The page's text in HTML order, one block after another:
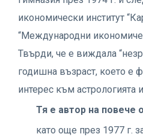
икономически институт
“Международни
Твърди, че е виждала
годишна възраст, което е
интерес към астрологията
Тя е автор на повече
като още през 1977 г.